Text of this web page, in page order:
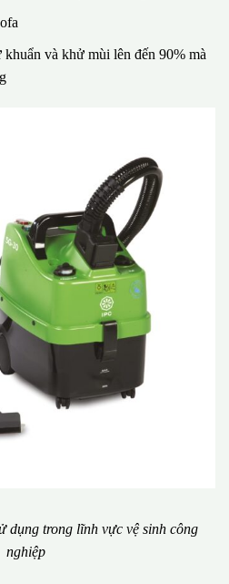
và khử mùi lên đến 90% mà
dụng trong lĩnh vực vệ sinh công
nghiệp